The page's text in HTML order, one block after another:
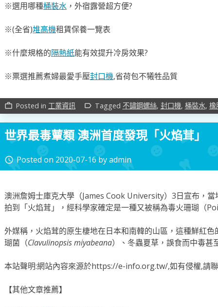
※選用哪種桶裝水，外宿露營超方便?
※(全省)堆高機租賃保養一覽表
※什麼規格的隔熱紙能有效提升冷房效果?
※票選推薦煮婦最愛手壓封口機,省荷包不犧牲品質
work_outline Posted in 工業資訊 label_outline Tagged 不鏽鋼螺絲, 封口機, 桶裝水, 橡
世界最毒蕈類 澳洲首度發現「火焰茸」
access_time Posted on 2020-07-16byadmin
澳洲詹姆士庫克大學（James Cook University）3日宣布，
拍到「火焰茸」，經科學家確定是一種又被稱為毒火珊瑚（
外媒稱，火焰茸的原生棲地在日本和南韓的山區，這種鮮紅
瑚菌（Clavulinopsis miyabeana）、冬蟲夏草，誤食而中毒甚
本站聲明:網站內容來源於https://e-info.org.tw/,如有侵權,請
【其他文章推薦】